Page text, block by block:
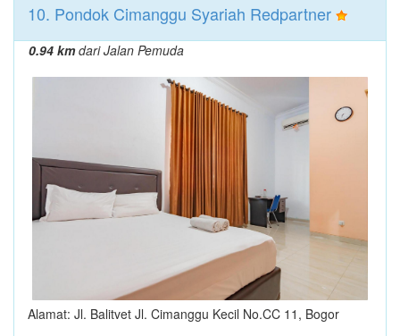
10. Pondok Cimanggu Syariah Redpartner
0.94 kmdari Jalan Pemuda
Alamat: Jl. Balitvet Jl. Cimanggu Kecil No.CC 11, Bogor